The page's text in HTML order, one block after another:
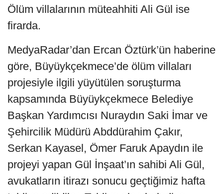
Ölüm villalarının müteahhiti Ali Gül ise
firarda.
MedyaRadar’dan Ercan Öztürk’ün haberine
göre, Büyüykçekmece’de ölüm villaları
projesiyle ilgili yüyütülen soruşturma
kapsamında Büyüykçekmece Belediye
Başkan Yardımcısı Nuraydın Saki İmar ve
Şehircilik Müdürü Abddürahim Çakır,
Serkan Kayasel, Ömer Faruk Apaydın ile
projeyi yapan Gül İnşaat’ın sahibi Ali Gül,
avukatların itirazı sonucu geçtiğimiz hafta